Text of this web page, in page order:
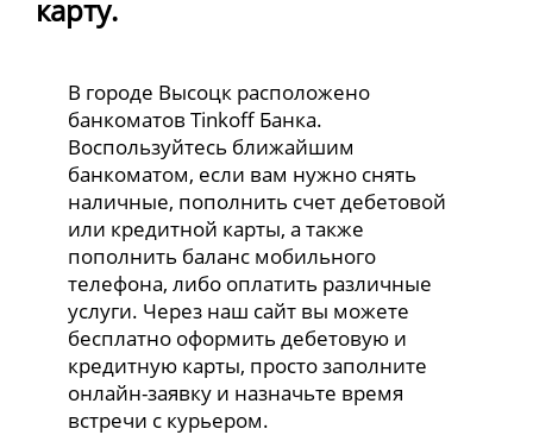
карту.
В городе Высоцк расположено
банкоматов Tinkoff Банка.
Воспользуйтесь ближайшим
банкоматом, если вам нужно снять
наличные, пополнить счет дебетовой
или кредитной карты, а также
пополнить баланс мобильного
телефона, либо оплатить различные
услуги. Через наш сайт вы можете
бесплатно оформить дебетовую и
кредитную карты, просто заполните
онлайн-заявку и назначьте время
встречи с курьером.